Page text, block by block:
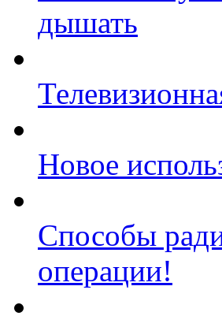
дышать
Новое
Способы
операции!